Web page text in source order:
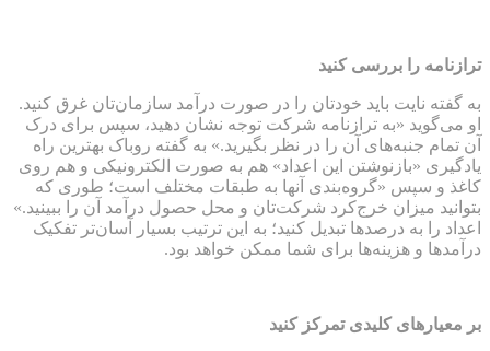
ترازنامه را بررسی کنید
به گفته نایت باید خودتان را در صورت درآمد سازمان‌تان غرق کنید.
او می‌گوید «به ترازنامه شرکت توجه نشان دهید، سپس برای درک
آن تمام جنبه‌های آن را در نظر بگیرید.» به گفته روباک بهترین راه
یادگیری «بازنوشتن این اعداد» هم به صورت الکترونیکی و هم روی
کاغذ و سپس «گروه‌بندی آنها به طبقات مختلف است؛ طوری که
بتوانید میزان خرج‌کرد شرکت‌تان و محل حصول درآمد آن را ببینید.»
اعداد را به درصدها تبدیل کنید؛ به این ترتیب بسیار آسان‌تر تفکیک
درآمدها و هزینه‌ها برای شما ممکن خواهد بود.
بر معیارهای کلیدی تمرکز کنید